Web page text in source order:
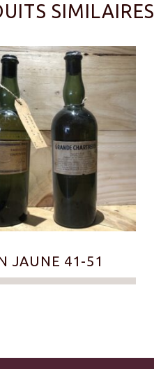
SIMILAIRES
JAUNE 41-51